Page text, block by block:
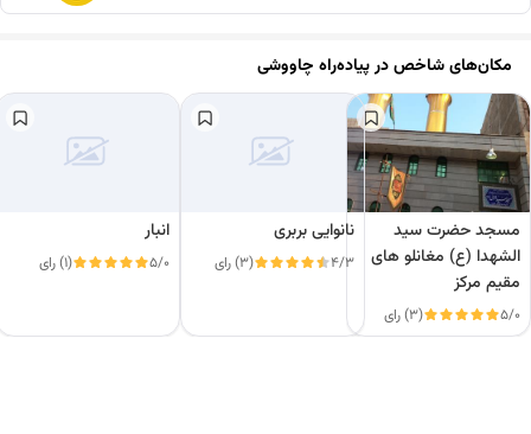
مکان‌های شاخص درپیاده‌راه چاووشی
مسجد حضرت سید
الشهدا (ع) مغانلو های
مقیم مرکز
5/0 (3) رای
نانوایی بربری
4/3 (3) رای
انبار
5/0 (1) رای
این دور و بر